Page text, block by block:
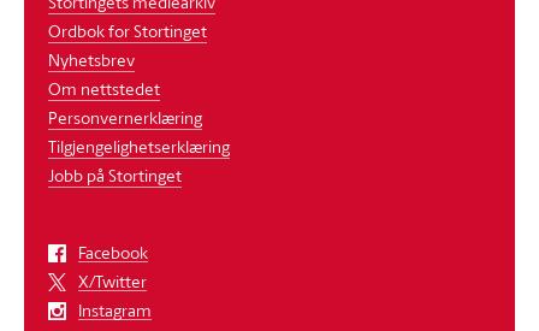
Ordbok for Stortinget
Nyhetsbrev
Om nettstedet
Personvernerklæring
Tilgjengelighetserklæring
Jobb på Stortinget
Facebook
X/Twitter
Instagram